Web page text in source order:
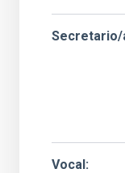
Secretario/
Vocal